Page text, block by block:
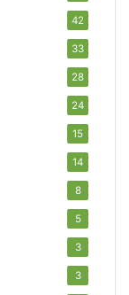
42
33
28
24
15
14
8
5
3
3